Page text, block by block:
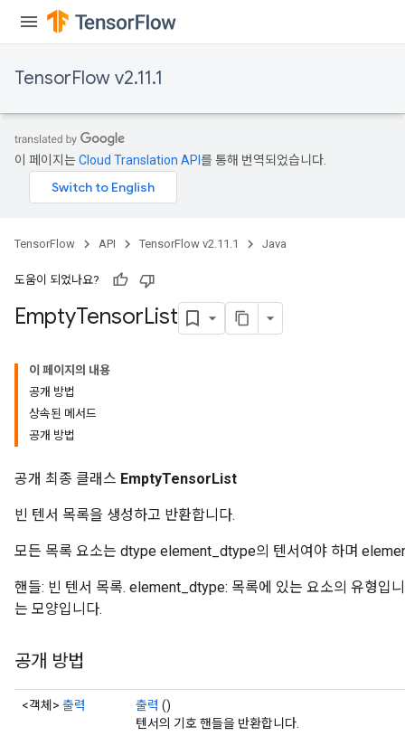
TensorFlow v2.11.1
이 페이지는Cloud Translation API 를 통해 번역되었습니다.
TensorFlow API TensorFlow v2.11.1 Java
도움이 되었나요?
EmptyTensorList
이 페이지의 내용
공개 방법
상속된 메서드
공개 방법
공개 최종 클래스 EmptyTensorList
빈 텐서 목록을 생성하고 반환합니다.
모든 목록 요소는 dtype element_dtype의 텐서여야 하며
핸들: 빈 텐서 목록. element_dtype: 목록에 있는 요소의 유형입
는 모양입니다.
공개 방법
<객체> 출력 출력 ()
텐서의 기호 핸들을 반환합니다.